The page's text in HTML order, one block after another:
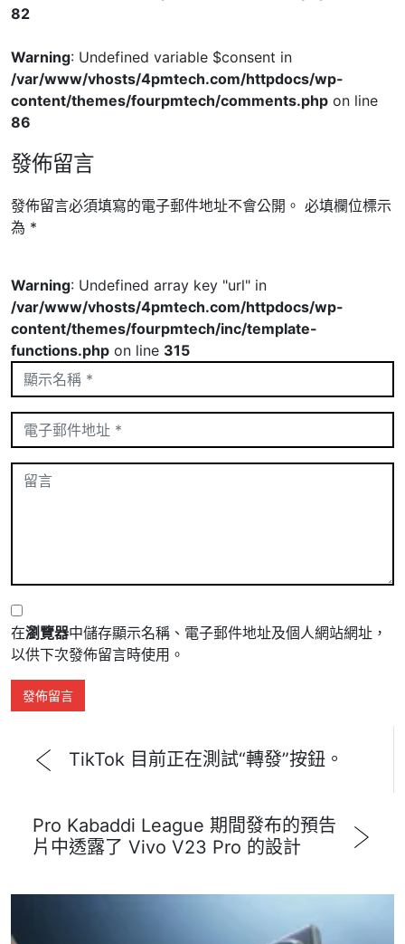
82
Warning: Undefined variable $consent in
/var/www/vhosts/4pmtech.com/httpdocs/wp-
content/themes/fourpmtech/comments.php on line
86
發佈留言
發佈留言必須填寫的電子郵件地址不會公開。 必填欄位標示
為 *
Warning: Undefined array key "url" in
/var/www/vhosts/4pmtech.com/httpdocs/wp-
content/themes/fourpmtech/inc/template-
functions.php on line 315
在瀏覽器中儲存顯示名稱、電子郵件地址及個人網站網址，
以供下次發佈留言時使用。
TikTok 目前正在測試“轉發”按鈕。
Pro Kabaddi League 期間發布的預告
片中透露了 Vivo V23 Pro 的設計